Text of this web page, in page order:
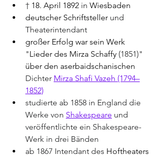
† 18. April 1892 in Wiesbaden
deutscher Schriftsteller und
Theaterintendant
großer Erfolg war sein Werk
"Lieder des Mirza Schaffy (1851)"
über den aserbaidschanischen
Dichter Mirza Shafi Vazeh (1794–
1852)
studierte ab 1858 in England die
Werke von Shakespeare und
veröffentlichte ein Shakespeare-
Werk in drei Bänden
ab 1867 Intendant des Hoftheaters